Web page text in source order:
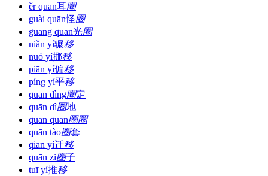
ěr quān耳圈
guài quān怪圈
guāng quān光圈
niǎn yí辗移
nuó yí挪移
piān yí偏移
píng yí平移
quān dìng圈定
quān dì圈地
quān quān圈圈
quān tào圈套
qiān yí迁移
quān zi圈子
tuī yí推移